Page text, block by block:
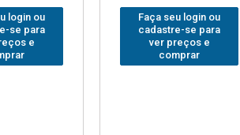
login ou
se para
e
Faça seu login ou
cadastre-se para
ver preços e
comprar